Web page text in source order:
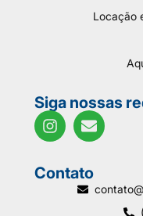
Locação
Siga nossas
Contato